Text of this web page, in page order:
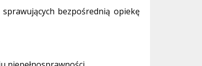
bezpośrednią opiekę